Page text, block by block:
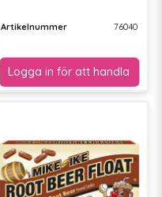
Artikelnummer 76040